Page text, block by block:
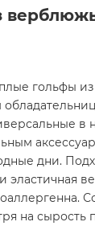
гольфы
в
дни.
эластичная
на сырость